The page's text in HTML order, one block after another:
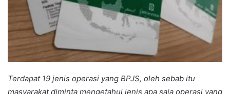
Terdapat 19 jenis operasi yang BPJS, oleh sebab itu
masyarakat diminta mengetahui jenis apa saja operasi yang